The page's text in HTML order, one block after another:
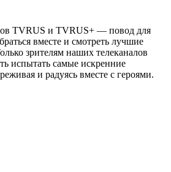
TVRUS и TVRUS+ — повод для
вместе и смотреть лучшие
зрителям наших телеканалов
испытать самые искренние
и радуясь вместе с героями.